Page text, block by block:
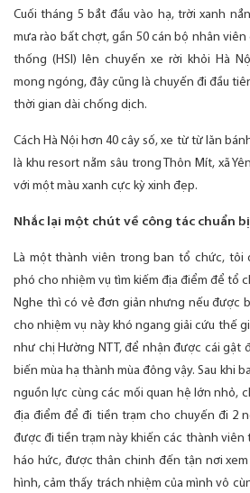
Cuối tháng 5 bắt đầu vào hạ, trời xanh
mưa rào bất chợt, gần 50 cán bộ nhân viên
thống (HSI) lên chuyến xe rời khỏi Hà
mong ngóng, đây cũng là chuyến đi đầu
thời gian dài chống dịch.
Cách Hà Nội hơn 40 cây số, xe từ từ lăn
là khu resort nằm sâu trong Thôn Mít, xã
với một màu xanh cực kỳ xinh đẹp.
Nhắc lại một chút về công tác chuẩn
Là một thành viên trong ban tổ chức, tôi
phó cho nhiệm vụ tìm kiếm địa điểm để tổ
Nghe thì có vẻ đơn giản nhưng nếu được
cho nhiệm vụ này khó ngang giải cứu thế
như chị Hường NTT, để nhận được cái gật
biến mùa hạ thành mùa đông vậy. Sau khi
nguồn lực cùng các mối quan hệ lớn nhỏ,
địa điểm để đi tiền trạm cho chuyến đi 2
được đi tiền trạm này khiến các thành viên
háo hức, được thân chinh đến tận nơi
hình, cảm thấy trách nhiệm của mình vô